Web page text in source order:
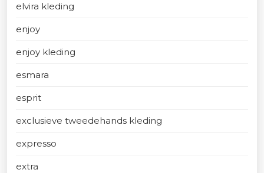
elvira kleding
enjoy
enjoy kleding
esmara
esprit
exclusieve tweedehands kleding
expresso
extra